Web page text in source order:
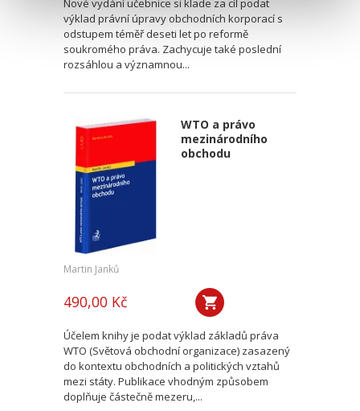
Nové vydání učebnice si klade za cíl podat
výklad právní úpravy obchodních korporací s
odstupem téměř deseti let po reformě
soukromého práva. Zachycuje také poslední
rozsáhlou a významnou...
WTO a právo
mezinárodního
obchodu
Martin Janků
490,00 Kč
Účelem knihy je podat výklad základů práva
WTO (Světová obchodní organizace) zasazený
do kontextu obchodních a politických vztahů
mezi státy. Publikace vhodným způsobem
doplňuje částečně mezeru,...